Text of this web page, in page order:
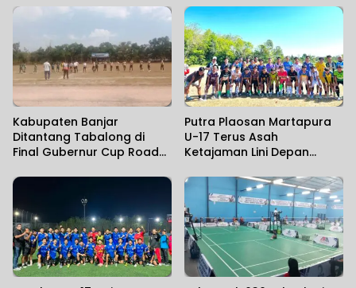
Barcelona
Kabupaten Banjar
Ditantang Tabalong di
Final Gubernur Cup Road
Putra Plaosan Martapura
U-17 Terus Asah
Ketajaman Lini Depan
Kalsel